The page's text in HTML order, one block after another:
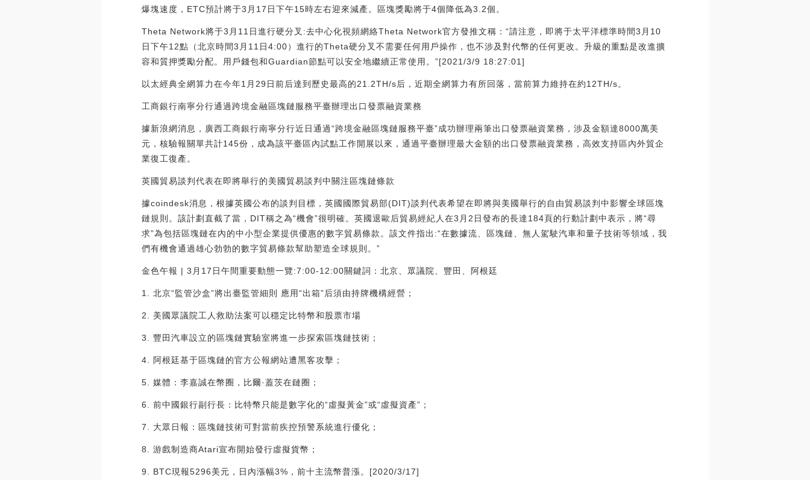
爆塊速度，ETC預計將于3月17日下午15時左右迎來減產。區塊獎勵將于4個降低為3.2個。
Theta Network將于3月11日進行硬分叉:去中心化視頻網絡Theta Network官方發推文稱：“請注意，即將于太平洋標準時間3月10
日下午12點（北京時間3月11日4:00）進行的Theta硬分叉不需要任何用戶操作，也不涉及對代幣的任何更改。升級的重點是改進擴
容和質押獎勵分配。用戶錢包和Guardian節點可以安全地繼續正常使用。”[2021/3/9 18:27:01]
以太經典全網算力在今年1月29日前后達到歷史最高的21.2TH/s后，近期全網算力有所回落，當前算力維持在約12TH/s。
工商銀行南寧分行通過跨境金融區塊鏈服務平臺辦理出口發票融資業務
據新浪網消息，廣西工商銀行南寧分行近日通過“跨境金融區塊鏈服務平臺”成功辦理兩筆出口發票融資業務，涉及金額達8000萬美
元，核驗報關單共計145份，成為該平臺區內試點工作開展以來，通過平臺辦理最大金額的出口發票融資業務，高效支持區內外貿企
業復工復產。
英國貿易談判代表在即將舉行的美國貿易談判中關注區塊鏈條款
據coindesk消息，根據英國公布的談判目標，英國國際貿易部(DIT)談判代表希望在即將與美國舉行的自由貿易談判中影響全球區塊
鏈規則。該計劃直截了當，DIT稱之為“機會”很明確。英國退歐后貿易經紀人在3月2日發布的長達184頁的行動計劃中表示，將“尋
求”為包括區塊鏈在內的中小型企業提供優惠的數字貿易條款。該文件指出:“在數據流、區塊鏈、無人駕駛汽車和量子技術等領域，我
們有機會通過雄心勃勃的數字貿易條款幫助塑造全球規則。”
金色午報 | 3月17日午間重要動態一覽:7:00-12:00關鍵詞：北京、眾議院、豐田、阿根廷
1. 北京“監管沙盒”將出臺監管細則 應用“出箱”后須由持牌機構經營；
2. 美國眾議院工人救助法案可以穩定比特幣和股票市場
3. 豐田汽車設立的區塊鏈實驗室將進一步探索區塊鏈技術；
4. 阿根廷基于區塊鏈的官方公報網站遭黑客攻擊；
5. 媒體：李嘉誠在幣圈，比爾·蓋茨在鏈圈；
6. 前中國銀行副行長：比特幣只能是數字化的“虛擬黃金”或“虛擬資產”；
7. 大眾日報：區塊鏈技術可對當前疾控預警系統進行優化；
8. 游戲制造商Atari宣布開始發行虛擬貨幣；
9. BTC現報5296美元，日內漲幅3%，前十主流幣普漲。[2020/3/17]